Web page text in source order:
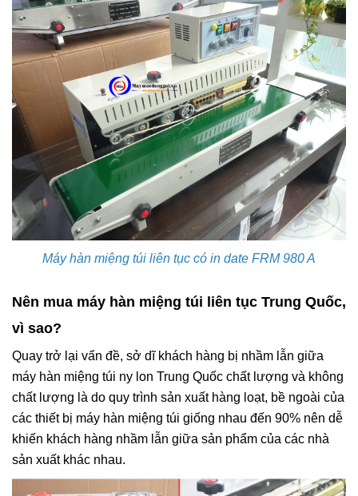
Máy hàn miệng túi liên tục có in date FRM 980 A
Nên mua máy hàn miệng túi liên tục Trung Quốc,
vì sao?
Quay trở lại vấn đề, sở dĩ khách hàng bị nhầm lẫn giữa
máy hàn miệng túi ny lon Trung Quốc chất lượng và không
chất lượng là do quy trình sản xuất hàng loạt, bề ngoài của
các thiết bị máy hàn miệng túi giống nhau đến 90% nên dễ
khiến khách hàng nhầm lẫn giữa sản phẩm của các nhà
sản xuất khác nhau.